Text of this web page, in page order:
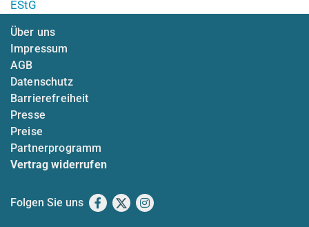
EStG
Über uns
Impressum
AGB
Datenschutz
Barrierefreiheit
Presse
Preise
Partnerprogramm
Vertrag widerrufen
Folgen Sie uns Facebook
X Instagram